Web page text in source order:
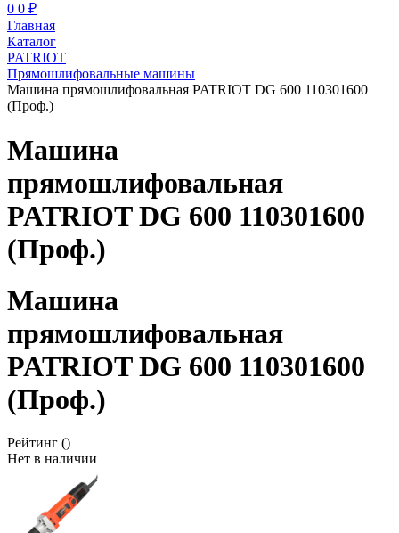
0 0 ₽
Главная
Каталог
PATRIOT
Прямошлифовальные машины
Машина прямошлифовальная PATRIOT DG 600 110301600
(Проф.)
Машина
прямошлифовальная
PATRIOT DG 600 110301600
(Проф.)
Машина
прямошлифовальная
PATRIOT DG 600 110301600
(Проф.)
Рейтинг ()
Нет в наличии